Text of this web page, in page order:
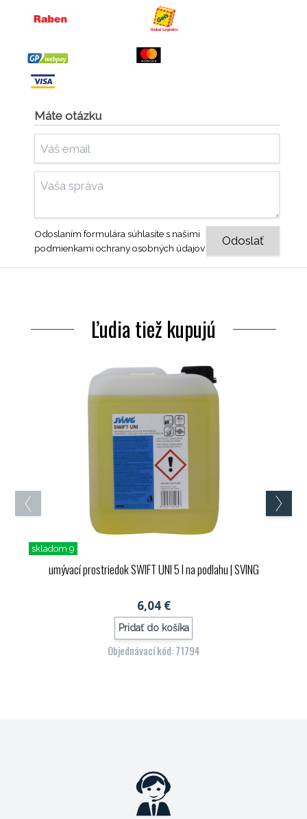
Máte otázku
Odoslaním formulára súhlasíte s našimi
podmienkami ochrany osobných údajov
Ľudia tiež kupujú
skladom 9
umývací prostriedok SWIFT UNI 5 l na podlahu| SVING
6,04 €
Pridať do košíka
Objednávací kód: 71794